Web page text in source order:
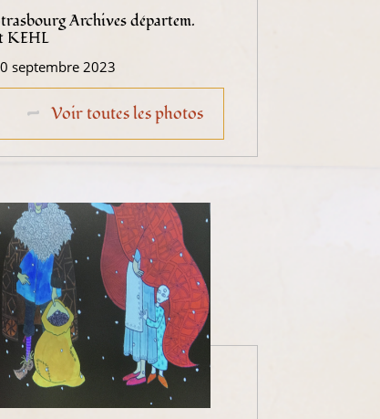
Archives départem.
KEHL
septembre 2023
Voir toutes les photos